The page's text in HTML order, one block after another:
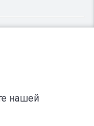
нашей